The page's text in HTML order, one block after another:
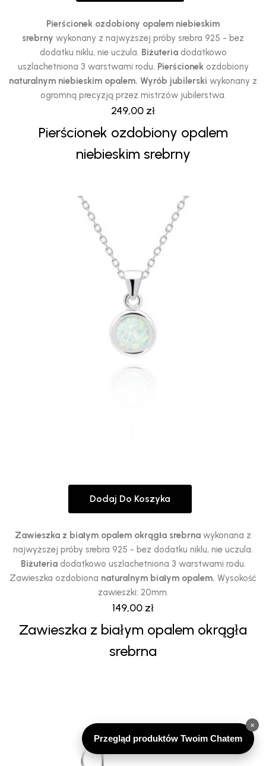
Pierścionek ozdobiony opalem
niebieskim srebrny
249,00 zł
Pierścionek ozdobiony opalem niebieskim
srebrny wykonany z najwyższej próby srebra 925 - bez
dodatku niklu, nie uczula. Biżuteriadodatkowo
uszlachetniona 3 warstwami rodu. Pierścionekozdobiony
naturalnym niebieskim opalem. Wyrób jubilerski wykonany z
ogromną precyzją przez mistrzów jubilerstwa.
ma
wiele
wariantów.
Opcje
można
wybrać
na
produktu
Zawieszka z białym opalem okrągła
srebrna
149,00 zł
Zawieszka z białym opalem okrągła srebrna wykonana z
najwyższej próby srebra 925 - bez dodatku niklu, nie uczula.
Biżuteriadodatkowo uszlachetniona 3 warstwami rodu.
Zawieszka ozdobiona naturalnym białym opalem. Wysokość
zawieszki: 20mm.
Dodaj Do Koszyka
×
Przegląd produktów Twoim Chatem